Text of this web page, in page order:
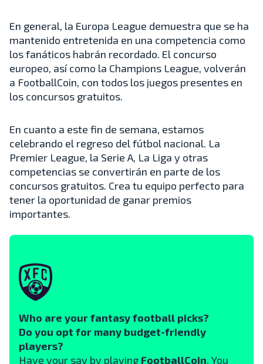
En general, la Europa League demuestra que se ha
mantenido entretenida en una competencia como
los fanáticos habrán recordado. El concurso
europeo, así como la Champions League, volverán
a FootballCoin, con todos los juegos presentes en
los concursos gratuitos.
En cuanto a este fin de semana, estamos
celebrando el regreso del fútbol nacional. La
Premier League, la Serie A, La Liga y otras
competencias se convertirán en parte de los
concursos gratuitos. Crea tu equipo perfecto para
tener la oportunidad de ganar premios
importantes.
Who are your fantasy football picks?
Do you opt for many budget-friendly
players?
Have your say by playing FootballCoin. You